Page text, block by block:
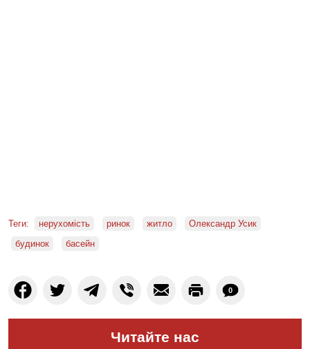
Теги: нерухомість ринок житло
Олександр Усик
будинок
басейн
0
Читайте нас